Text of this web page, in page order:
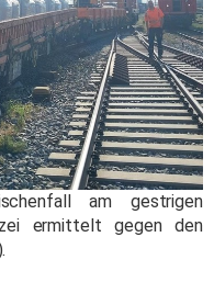
am gestrigen
ermittelt gegen den